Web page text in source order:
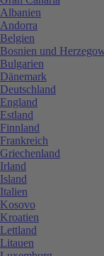
Albanien
Andorra
Belgien
Bosnien und
Bulgarien
Dänemark
Deutschland
England
Estland
Finnland
Frankreich
Griechenland
Irland
Island
Italien
Kosovo
Kroatien
Lettland
Litauen